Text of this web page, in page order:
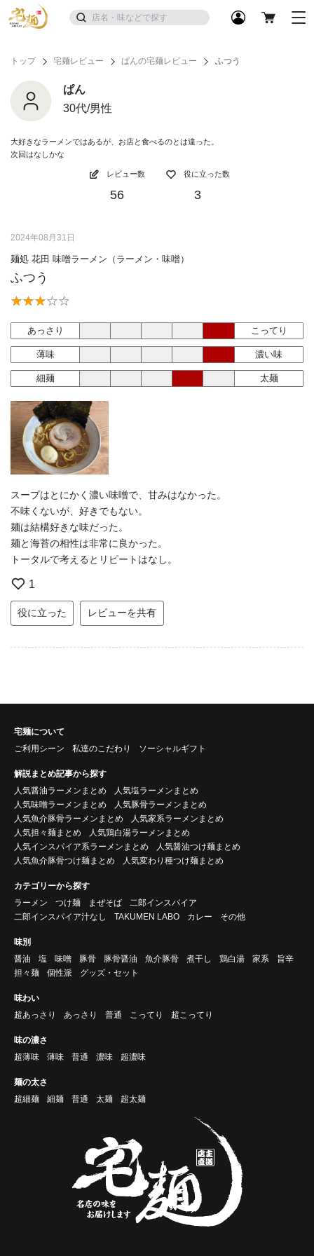
トップ 宅麺レビュー ぱんの宅麺レビュー ふつう
ぱん
30代/男性
大好きなラーメンではあるが、お店と食べるのとは違った。
次回はなしかな
レビュー数
56
役に立った数
3
2024年08月31日
麺処 花田 味噌ラーメン（ラーメン・味噌）
ふつう
あっさり こってり
薄味 濃い味
細麺 太麺
スープはとにかく濃い味噌で、甘みはなかった。
不味くないが、好きでもない。
麺は結構好きな味だった。
麺と海苔の相性は非常に良かった。
トータルで考えるとリピートはなし。
1
役に立った レビューを共有
宅麺について
ご利用シーン
私達のこだわり ソーシャルギフト
解説まとめ記事から探す
人気醤油ラーメンまとめ
人気塩ラーメンまとめ
人気味噌ラーメンまとめ
人気豚骨ラーメンまとめ
人気魚介豚骨ラーメンまとめ
人気家系ラーメンまとめ
人気担々麺まとめ
人気鶏白湯ラーメンまとめ
人気インスパイア系ラーメンまとめ
人気醤油つけ麺まとめ
人気魚介豚骨つけ麺まとめ
人気変わり種つけ麺まとめ
カテゴリーから探す
ラーメン
つけ麺 まぜそば
二郎インスパイア
二郎インスパイア汁なし
TAKUMEN LABO カレー その他
味別
醤油
塩 味噌 豚骨 豚骨醤油 魚介豚骨 煮干し 鶏白湯 家系
旨辛
担々麺
個性派 グッズ・セット
味わい
超あっさり
あっさり 普通 こってり 超こってり
味の濃さ
超薄味
薄味 普通 濃味 超濃味
麺の太さ
超細麺
細麺 普通 太麺 超太麺